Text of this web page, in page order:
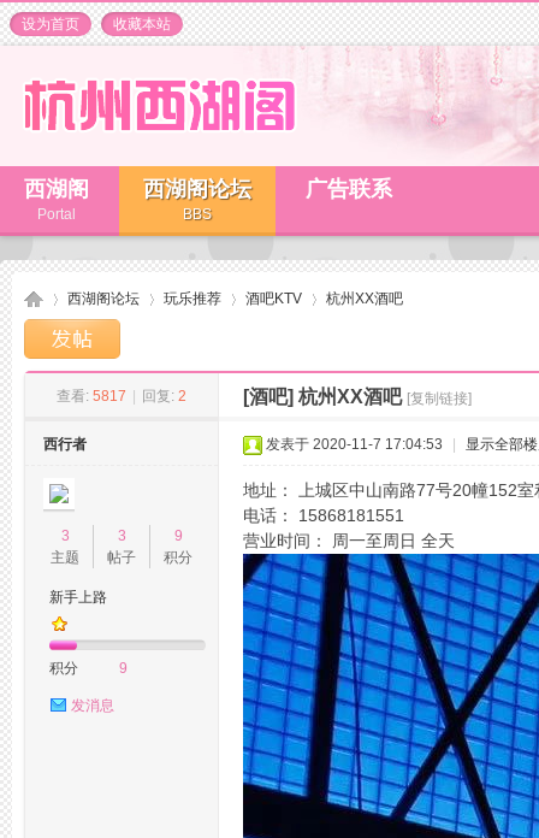
设为首页 收藏本站
西湖阁
Portal
西湖阁论坛
BBS
广告联系
西湖阁论坛
›
玩乐推荐 酒吧KTV
›
杭州XX酒吧
查看: 5817 回复: 2 [酒吧] 杭州XX酒吧 [复制链接]
西行者
3
主题
3
帖子
9
积分
新手上路
积分 9
发消息
发表于 2020-11-7 17:04:53 显示全部
地址： 上城区中山南路77号20幢152室
电话： 15868181551
营业时间： 周一至周日 全天